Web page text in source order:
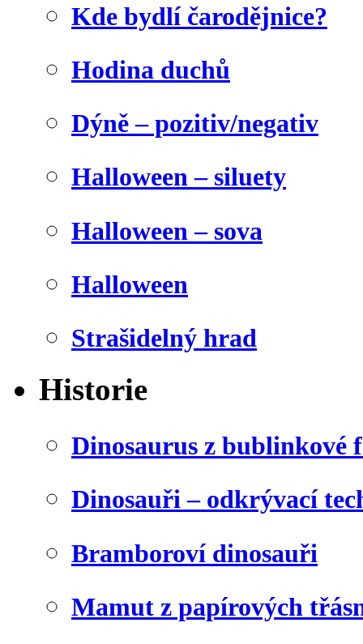
Kde bydlí čarodějnice?
Hodina duchů
Dýně – pozitiv/negativ
Halloween – siluety
Halloween – sova
Halloween
Strašidelný hrad
Historie
Dinosaurus z bublinkové
Dinosauři – odkrývací
Bramboroví dinosauři
Mamut z papírových